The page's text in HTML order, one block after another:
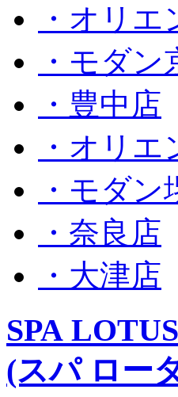
・オリ
・モダン
・豊中店
・オリ
・モダン
・奈良店
・大津店
SPA LOTUS
(スパ ロー